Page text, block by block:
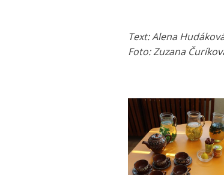
Text: Alena
Foto: Zuzana